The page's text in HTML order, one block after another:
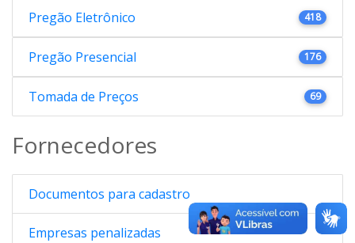
Pregão Eletrônico 418
Pregão Presencial 176
Tomada de Preços 69
Fornecedores
Documentos para cadastro
Empresas penalizadas